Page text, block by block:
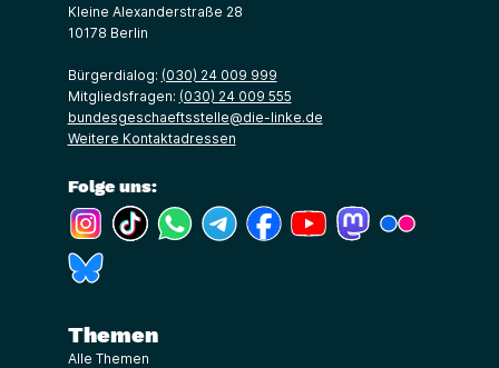
Kleine Alexanderstraße 28
10178 Berlin
Bürgerdialog: (030) 24 009 999
Mitgliedsfragen: (030) 24 009 555
bundesgeschaeftsstelle@die-linke.de
Weitere Kontaktadressen
Folge uns:
(Link öffnet ein neues Fenster)
(Link öffnet ein neues Fenster)
(Link öffnet ein neues Fenster)
(Link öffnet ein neues Fenster)
(Link öffnet ein neues Fenster)
(Link öffnet ein neues
(Link öffnet ein
Themen
Alle Themen